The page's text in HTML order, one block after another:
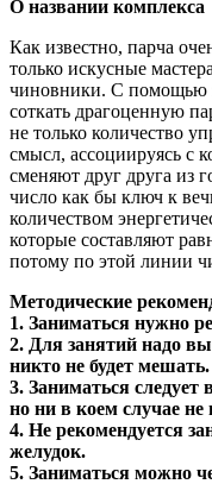
О названии комплекса
Как известно, парча
только искусные
чиновники. С помощью
соткать драгоценную
не только количество
смысл, ассоциируясь с
сменяют друг друга из
число как бы ключ к
количеством
которые составляют
потому по этой линии
Методические
1. Заниматься нужно
2. Для занятий надо
никто не будет мешать.
3. Заниматься
но ни в коем случае не
4. Не рекомендуется
желудок.
5. Заниматься можно